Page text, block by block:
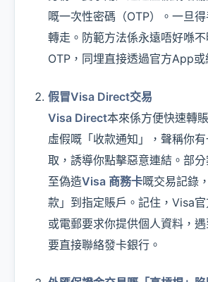
嘅一次性密碼（OTP）。一旦
轉走。防範方法係永遠唔好喺不
OTP，同埋直接透過官方App或
假冒Visa Direct交易
Visa Direct本來係方便快速轉
虛假嘅「收款通知」，聲稱你
取，誘導你點擊惡意連結。部
至偽造Visa 商務卡嘅交易記錄
款」到指定賬戶。記住，Visa
或電郵要求你提供個人資料，
要直接聯絡發卡銀行。